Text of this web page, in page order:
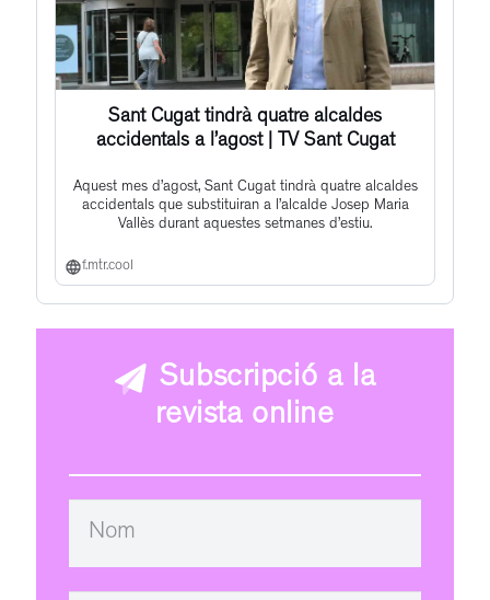
Sant Cugat tindrà quatre alcaldes
accidentals a l’agost | TV Sant Cugat
Aquest mes d’agost, Sant Cugat tindrà quatre alcaldes
accidentals que substituiran a l’alcalde Josep Maria
Vallès durant aquestes setmanes d’estiu.
f.mtr.cool
Subscripció a la
revista online